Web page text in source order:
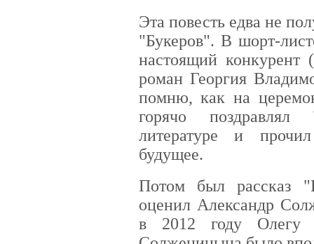
Эта повесть едва не
"Букеров". В шорт-
настоящий
роман Георгия
помню, как на
горячо поздравлял
литературе и
будущее.
Потом был рассказ
оценил Александр
в 2012 году Олегу